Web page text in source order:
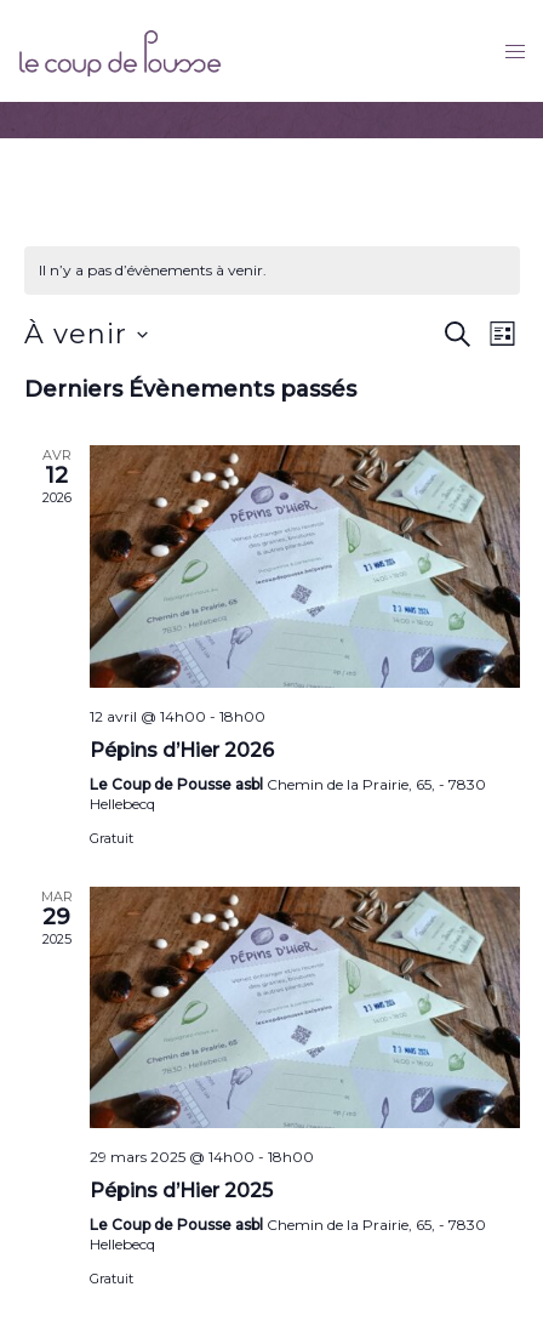
to
content
Il n’y a pas d’évènements à venir.
vues
À venir
Sélectionnez
une
Derniers Évènements passés
AVR
12
2026
12 avril @ 14h00 - 18h00
Pépins d’Hier 2026
Le Coup de Pousse asbl Chemin de la Prairie, 65, - 7830
Hellebecq
Gratuit
MAR
29
2025
29 mars 2025 @ 14h00 - 18h00
Pépins d’Hier 2025
Le Coup de Pousse asbl Chemin de la Prairie, 65, - 7830
Hellebecq
Gratuit